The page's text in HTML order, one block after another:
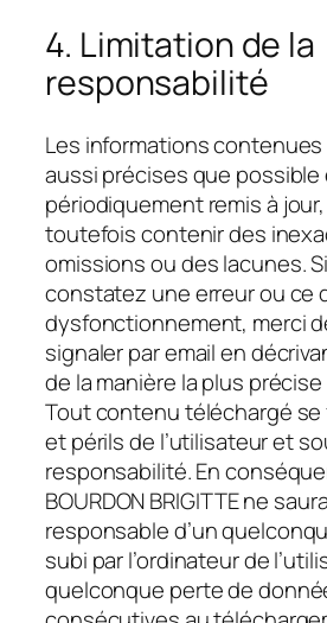
4. Limitation de la
responsabilité
Les informations
aussi précises que
périodiquement remis à
toutefois contenir des
omissions ou des lacunes.
constatez une erreur ou ce
dysfonctionnement, merci
signaler par email en
de la manière la plus
Tout contenu téléchargé
et périls de l’utilisateur et
responsabilité. En
BOURDON BRIGITTE ne
responsable d’un
subi par l’ordinateur de
quelconque perte de